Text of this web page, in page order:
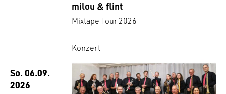
milou & flint
Mixtape Tour 2026
Konzert
So. 06.09.
2026